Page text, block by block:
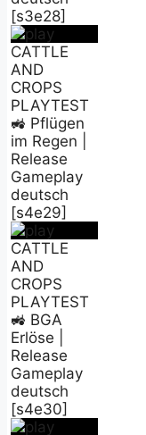
[s3e28]
CATTLE
AND
CROPS
PLAYTEST
🚜 Pflügen
im Regen |
Release
Gameplay
deutsch
[s4e29]
CATTLE
AND
CROPS
PLAYTEST
🚜 BGA
Erlöse |
Release
Gameplay
deutsch
[s4e30]